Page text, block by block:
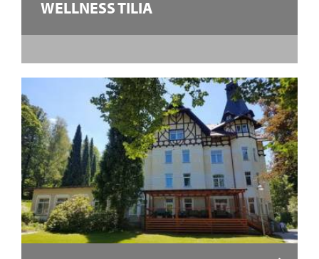
WELLNESS TILIA